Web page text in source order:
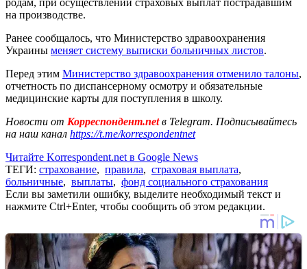
на производстве.
Ранее сообщалось, что Министерство здравоохранения
Украины меняет систему выписки больничных листов.
Перед этим Министерство здравоохранения отменило талоны,
отчетность по диспансерному осмотру и обязательные
медицинские карты для поступления в школу.
Новости от Корреспондент.netв Telegram. Подписывайтесь
на наш канал https://t.me/korrespondentnet
Читайте Korrespondent.net в Google News
ТЕГИ: страхование, правила, страховая выплата,
больничные, выплаты, фонд социального страхования
Если вы заметили ошибку, выделите необходимый текст и
нажмите Ctrl+Enter, чтобы сообщить об этом редакции.